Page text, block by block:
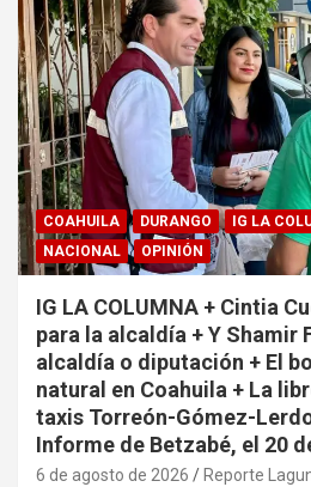
COAHUILA DURANGO IG LA
NACIONAL
OPINIÓN
IG LA COLUMNA + Cintia
para la alcaldía + Y Shamir
alcaldía o diputación + El
natural en Coahuila + La
taxis Torreón-Gómez-
Informe de Betzabé, el 20
6 de agosto de 2026 Reporte